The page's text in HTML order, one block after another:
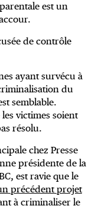
est un
de contrôle
ayant survécu à
du
semblable.
victimes soient
résolu.
chez Presse
présidente de la
est ravie que le
précédent projet
à criminaliser le